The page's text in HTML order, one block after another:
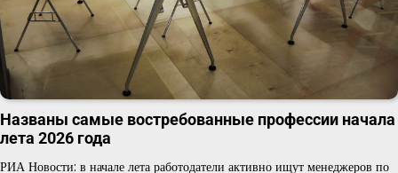
Названы самые востребованные профессии начала
лета 2026 года
РИА Новости: в начале лета работодатели активно ищут менеджеров по